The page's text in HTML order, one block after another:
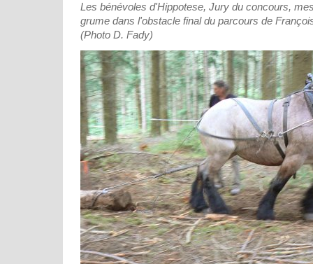
Les bénévoles d'Hippotese, Jury du concours,
grume dans l'obstacle final du parcours de
(Photo D. Fady)